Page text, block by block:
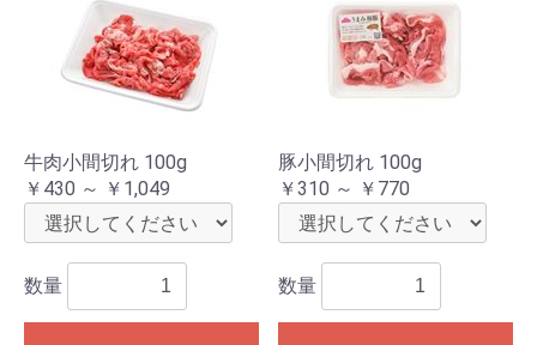
牛肉小間切れ 100g
￥430 ～ ￥1,049
数量
豚小間切れ 100g
￥310 ～ ￥770
数量